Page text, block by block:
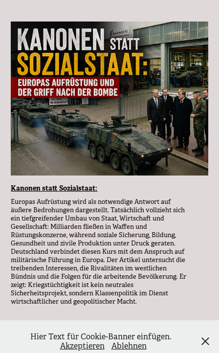
Kanonen statt Sozialstaat:
Europas Aufrüstung wird als notwendige Antwort auf
äußere Bedrohungen dargestellt. Tatsächlich vollzieht sich
ein tiefgreifender Umbau von Staat, Wirtschaft und
Gesellschaft: Milliarden fließen in Waffen und
Rüstungskonzerne, während soziale Sicherung, Bildung,
Gesundheit und zivile Produktion unter Druck geraten.
Deutschland verbindet diesen Kurs mit dem Anspruch auf
militärische Führung in Europa. Der Artikel untersucht die
treibenden Interessen, die Rivalitäten im westlichen
Bündnis und die Folgen für die arbeitende Bevölkerung. Er
zeigt: Kriegstüchtigkeit ist kein neutrales
Sicherheitsprojekt, sondern Klassenpolitik im Dienst
wirtschaftlicher und geopolitischer Macht.
↑ Back to Top
Hier Text für Cookie-Banner einfügen.
Akzeptieren
Ablehnen